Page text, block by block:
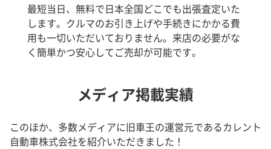
最短当日、無料で日本全国どこでも出張査定いた
します。クルマのお引き上げや手続きにかかる費
用も一切いただいておりません。来店の必要がな
く簡単かつ安心してご売却が可能です。
メディア掲載実績
このほか、多数メディアに旧車王の運営元であるカレント
自動車株式会社を紹介いただきました！